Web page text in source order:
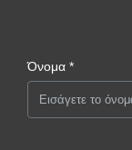
Όνομα *